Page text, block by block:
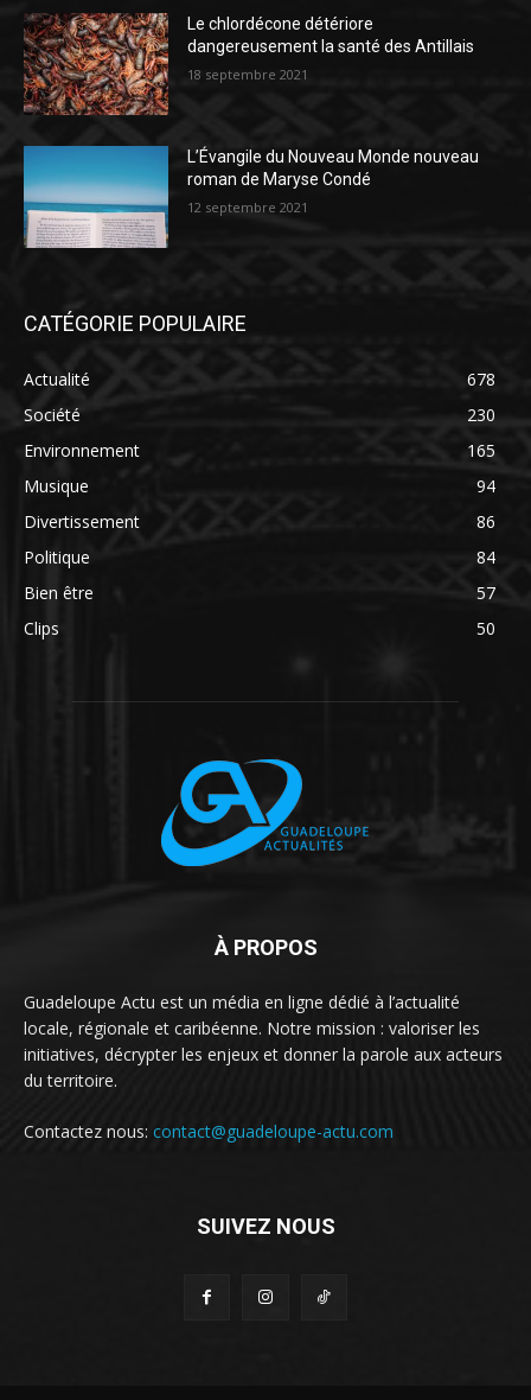
Le chlordécone détériore
dangereusement la santé des Antillais
18 septembre 2021
L’Évangile du Nouveau Monde nouveau
roman de Maryse Condé
12 septembre 2021
CATÉGORIE POPULAIRE
Actualité
678
Société
230
Environnement
165
Musique
94
Divertissement
86
Politique
84
Bien être
57
Clips
50
À PROPOS
Guadeloupe Actu est un média en ligne dédié à l’actualité
locale, régionale et caribéenne. Notre mission : valoriser les
initiatives, décrypter les enjeux et donner la parole aux acteurs
du territoire.
Contactez nous: contact@guadeloupe-actu.com
SUIVEZ NOUS